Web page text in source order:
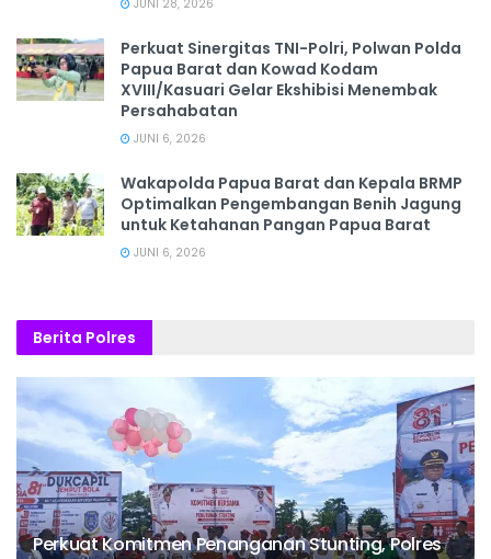
JUNI 28, 2026
‎Perkuat Sinergitas TNI-Polri, Polwan Polda
Papua Barat dan Kowad Kodam
XVIII/Kasuari Gelar Ekshibisi Menembak
Persahabatan
JUNI 6, 2026
Wakapolda Papua Barat dan Kepala BRMP
Optimalkan Pengembangan Benih Jagung
untuk Ketahanan Pangan Papua Barat
JUNI 6, 2026
Berita Polres
Perkuat Komitmen Penanganan Stunting, Polres